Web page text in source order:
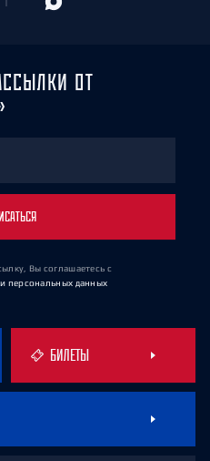
ОТ
Вы соглашаетесь с
персональных данных
БИЛЕТЫ